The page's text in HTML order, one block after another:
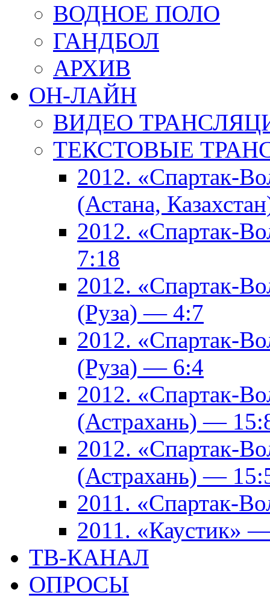
ВОДНОЕ ПОЛО
ГАНДБОЛ
АРХИВ
ОН-ЛАЙН
ВИДЕО
ТЕКСТОВЫЕ
2012. «Спартак-
(Астана,
2012. «Спартак-
7:18
2012. «Спартак-
(Руза) — 4:7
2012. «Спартак-
(Руза) — 6:4
2012. «Спартак-
(Астрахань) —
2012. «Спартак-
(Астрахань) —
2011. «Спартак-
2011.
ТВ-КАНАЛ
ОПРОСЫ